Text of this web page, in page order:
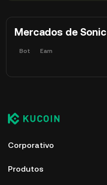
Mercados de Sonic
Bot Earn
Corporativo
Produtos